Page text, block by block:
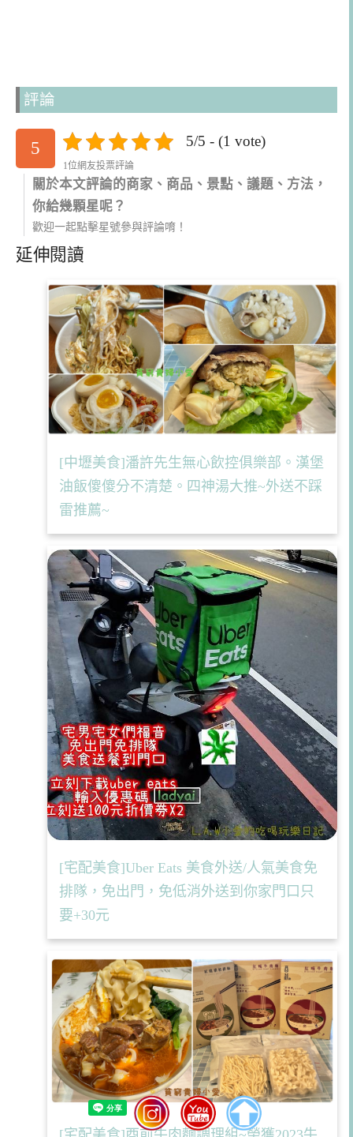
評論
5 5/5 - (1 vote)
1位網友投票評論
關於本文評論的商家、商品、景點、議題、方法，
你給幾顆星呢？
歡迎一起點擊星號參與評論唷！
延伸閱讀
[中壢美食]潘許先生無心飲控俱樂部。漢堡
油飯傻傻分不清楚。四神湯大推~外送不踩
雷推薦~
[宅配美食]Uber Eats 美食外送/人氣美食免
排隊，免出門，免低消外送到你家門口只
要+30元